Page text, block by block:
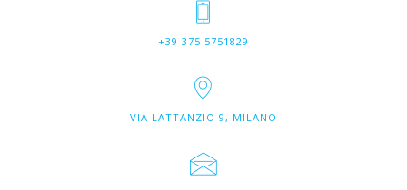
+39 375 5751829
VIA LATTANZIO 9, MILANO